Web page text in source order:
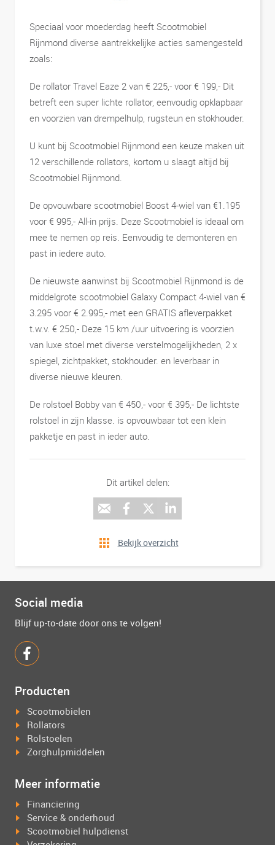
Speciaal voor moederdag heeft Scootmobiel
Rijnmond diverse aantrekkelijke acties samengesteld
zoals:
De rollator Travel Eaze 2 van € 225,- voor € 199,- Dit
betreft een super lichte rollator, eenvoudig opklapbaar
en voorzien van drempelhulp, rugsteun en stokhouder.
U kunt bij Scootmobiel Rijnmond een keuze maken uit
12 verschillende rollators, kortom u slaagt altijd bij
Scootmobiel Rijnmond.
De opvouwbare scootmobiel Boost 4-wiel van €1.195
voor € 995,- All-in prijs. Deze Scootmobiel is ideaal om
mee te nemen op reis. Eenvoudig te demonteren en
past in iedere auto.
De nieuwste aanwinst bij Scootmobiel Rijnmond is de
middelgrote scootmobiel Galaxy Compact 4-wiel van €
3.295 voor € 2.995,- met een GRATIS afleverpakket
t.w.v. € 250,- Deze 15 km /uur uitvoering is voorzien
van luxe stoel met diverse verstelmogelijkheden, 2 x
spiegel, zichtpakket, stokhouder. en leverbaar in
diverse nieuwe kleuren.
De rolstoel Bobby van € 450,- voor € 395,- De lichtste
rolstoel in zijn klasse. is opvouwbaar tot een klein
pakketje en past in ieder auto.
Dit artikel delen:
Bekijk overzicht
Social media
Blijf up-to-date door ons te volgen!
Producten
Scootmobielen
Rollators
Rolstoelen
Zorghulpmiddelen
Meer informatie
Financiering
Service & onderhoud
Scootmobiel hulpdienst